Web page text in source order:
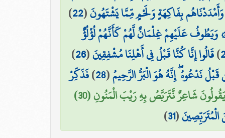
وَأَمْدَدْنَاهُم بِفَاكِهَةٍ وَلَحْمٍ مِّمَّا يَشْتَهُونَ(
22
)
وَيَطُوفُ عَلَيْهِمْ غِلْمَانٌ لَّهُمْ كَأَنَّهُمْ لُؤْلُؤٌ
)قَالُوا إِنَّا كُنَّا قَبْلُ فِي أَهْلِنَا مُشْفِقِينَ(
26
)
قَبْلُ نَدْعُوهُ ۖ إِنَّهُ هُوَ الْبَرُّ الرَّحِيمُ(
28
)فَذَكِّرْ
شَاعِرٌ نَّتَرَبَّصُ بِهِ رَيْبَ الْمَنُونِ (30)
(
31
)